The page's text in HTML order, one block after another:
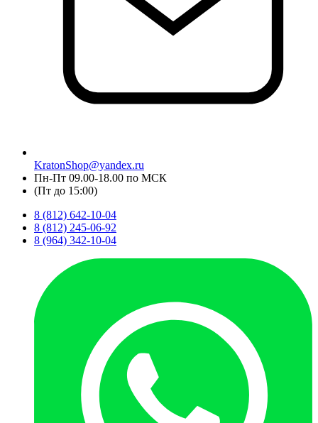
KratonShop@yandex.ru
Пн-Пт 09.00-18.00 по МСК
(Пт до 15:00)
8 (812) 642-10-04
8 (812) 245-06-92
8 (964) 342-10-04